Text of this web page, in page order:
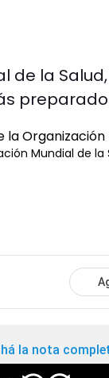
de la
Mundial de
la nota